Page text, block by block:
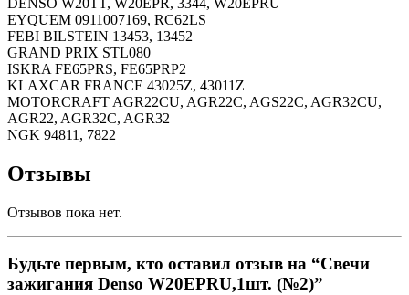
EYQUEM 0911007169, RC62LS
FEBI BILSTEIN 13453, 13452
GRAND PRIX STL080
ISKRA FE65PRS, FE65PRP2
KLAXCAR FRANCE 43025Z, 43011Z
MOTORCRAFT AGR22CU, AGR22C, AGS22C, AGR32CU,
AGR22, AGR32C, AGR32
NGK 94811, 7822
Отзывы
Отзывов пока нет.
Будьте первым, кто оставил отзыв на “Свечи
зажигания Denso W20EPRU,1шт. (№2)”